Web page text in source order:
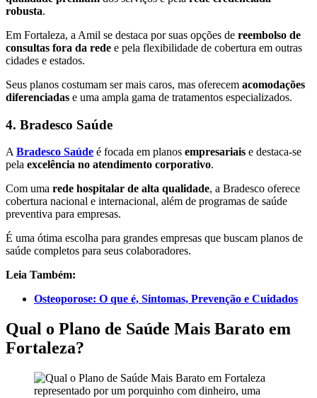
robusta.
Em Fortaleza, a Amil se destaca por suas opções de reembolso de
consultas fora da rede e pela flexibilidade de cobertura em outras
cidades e estados.
Seus planos costumam ser mais caros, mas oferecem acomodações
diferenciadas e uma ampla gama de tratamentos especializados.
4. Bradesco Saúde
ABradesco Saúde é focada em planos empresariais e destaca-se
pela excelência no atendimento corporativo.
Com uma rede hospitalar de alta qualidade, a Bradesco oferece
cobertura nacional e internacional, além de programas de saúde
preventiva para empresas.
É uma ótima escolha para grandes empresas que buscam planos de
saúde completos para seus colaboradores.
Leia Também:
Osteoporose: O que é, Sintomas, Prevenção e Cuidados
Qual o Plano de Saúde Mais Barato em
Fortaleza?